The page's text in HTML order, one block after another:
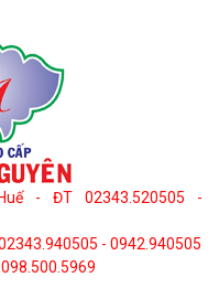
- ĐT 02343.520505 -
- 0942.940505